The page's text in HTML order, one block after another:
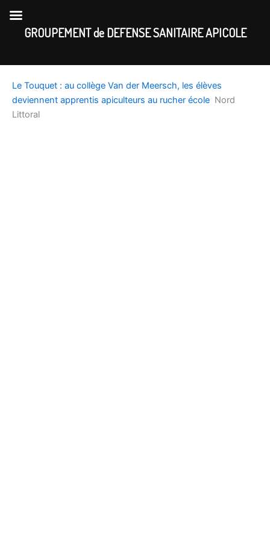
content
Le Touquet : au collège Van der Meersch, les élèves
deviennent apprentis apiculteurs au rucher école Nord
Littoral
GROUPEMENT de DEFENSE SANITAIRE APICOLE